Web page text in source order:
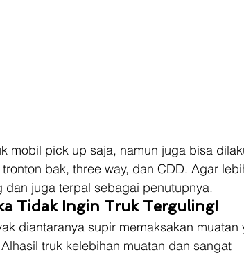
mobil pick up saja, namun juga bisa
bak, three way, dan CDD. Agar
juga terpal sebagai penutupnya.
Tidak Ingin Truk Terguling!
diantaranya supir memaksakan muatan
truk kelebihan muatan dan sangat